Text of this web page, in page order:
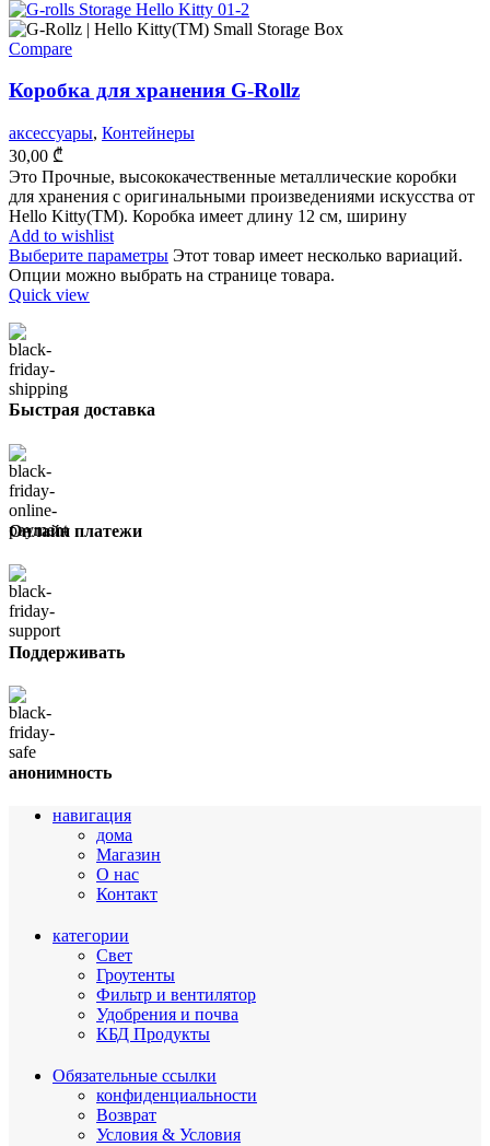
Compare
Коробка для хранения G-Rollz
аксессуары, Контейнеры
30,00 ₾
Это Прочные, высококачественные металлические коробки
для хранения с оригинальными произведениями искусства от
Hello Kitty(TM). Коробка имеет длину 12 см, ширину
Add to wishlist
Выберите параметры Этот товар имеет несколько вариаций.
Опции можно выбрать на странице товара.
Quick view
Быстрая доставка
Онлайн платежи
Поддерживать
анонимность
навигация
дома
Магазин
О нас
Контакт
категории
Свет
Гроутенты
Фильтр и вентилятор
Удобрения и почва
КБД Продукты
Обязательные ссылки
конфиденциальности
Возврат
Условия & Условия